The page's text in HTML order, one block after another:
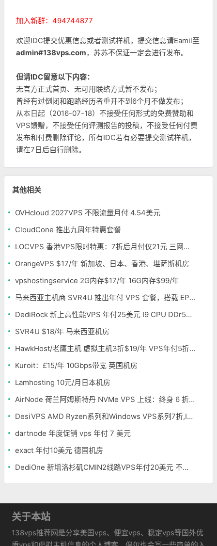
加入新群：494744877
欢迎IDC提交优惠信息或者测试样机，提交信息请Eamil至
admin#138vps.com，苏苏不保证一定会进行发布。
但请IDC留意以下内容：
无官方正式首页、无可用联络方式暂不发布；
曾经有过倒闭和跑路经历者重开不到6个月不做发布；
从本日起（2016-07-18）不接受任何形式的免费赞助和
VPS馈赠，不接受任何评测报告的投稿，不接受任何付费
发布和付费删除评论，所有IDC若有必要提交测试样机，
请在7日后自行删除。
其他相关
OVHcloud 2027VPS 不限流量月付 4.54美元
CloudCone 推出九周年特惠套餐
LOCVPS 香港VPS限时特惠：7折后月付仅21元 三网优化BGP线路 可选原生IP
OrangeVPS $17/年 新加坡、日本、香港、堪萨斯机房
vpshostingservice 2G内存$17/年 16G内存$99/年
马来西亚主机商 SVR4U 推出年付 VPS 套餐，搭载 EPYC/至强铂金，支持支付宝
DediRock 新上高性能VPS 年付25美元 I9 CPU DDr5内存 纽约机房
SVR4U $18/年 马来西亚机房
HawkHost/老鹰主机 虚拟主机3折$19/年 VPS年付5折$25/年
Kuroit：£15/年 10Gbps带宽 英国机房
Lamhosting 10元/月日本机房
AirNode 荷兰阿姆斯特丹 NVMe VPS 上线：终身 6 折，€1.99/月起，2.5Tbit/s DDoS 防护
DesiVPS AMD Ryzen系列和Windows VPS系列7折,Intel系列年付11.6美元
dartnode 年度促销 vps 年付 7 美元
exact 年付10美元 德国机房
DediOne 新增洛杉矶CMIN2线路VPS年付20美元 不限流量
关于本站
138vps推荐网是分享美国vps、便宜vps、稳定vps等国外优